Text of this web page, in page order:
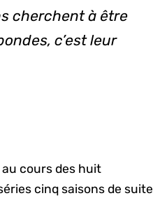
cherchent à être
c’est leur
cours des huit
cinq saisons de suite